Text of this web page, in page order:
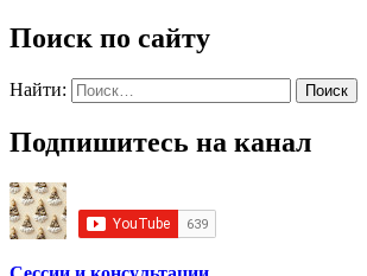
Поиск по сайту
Найти:
Подпишитесь на канал